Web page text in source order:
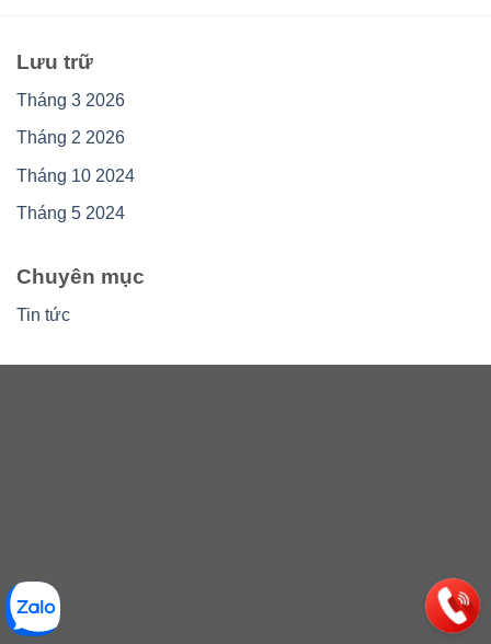
Lưu trữ
Tháng 3 2026
Tháng 2 2026
Tháng 10 2024
Tháng 5 2024
Chuyên mục
Tin tức